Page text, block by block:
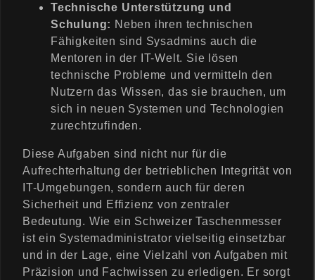
Technische Unterstützung und
Schulung: Neben ihren technischen
Fähigkeiten sind Sysadmins auch die
Mentoren in der IT-Welt. Sie lösen
technische Probleme und vermitteln den
Nutzern das Wissen, das sie brauchen, um
sich in neuen Systemen und Technologien
zurechtzufinden.
Diese Aufgaben sind nicht nur für die
Aufrechterhaltung der betrieblichen Integrität von
IT-Umgebungen, sondern auch für deren
Sicherheit und Effizienz von zentraler
Bedeutung. Wie ein Schweizer Taschenmesser
ist ein Systemadministrator vielseitig einsetzbar
und in der Lage, eine Vielzahl von Aufgaben mit
Präzision und Fachwissen zu erledigen. Er sorgt